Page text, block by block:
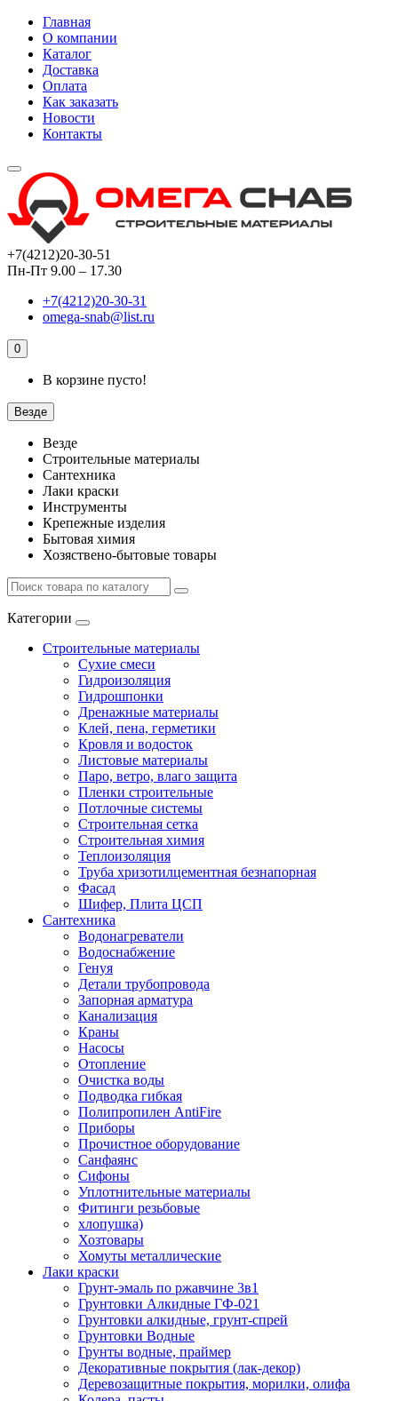
Главная
О компании
Каталог
Доставка
Оплата
Как заказать
Новости
Контакты
+7(4212)20-30-51
Пн-Пт 9.00 – 17.30
+7(4212)20-30-31
omega-snab@list.ru
0
В корзине пусто!
Везде
Везде
Строительные материалы
Сантехника
Лаки краски
Инструменты
Крепежные изделия
Бытовая химия
Хозяствено-бытовые товары
Категории
Строительные материалы
Сухие смеси
Гидроизоляция
Гидрошпонки
Дренажные материалы
Клей, пена, герметики
Кровля и водосток
Листовые материалы
Паро, ветро, влаго защита
Пленки строительные
Потлочные системы
Строительная сетка
Строительная химия
Теплоизоляция
Труба хризотилцементная безнапорная
Фасад
Шифер, Плита ЦСП
Сантехника
Водонагреватели
Водоснабжение
Генуя
Детали трубопровода
Запорная арматура
Канализация
Краны
Насосы
Отопление
Очистка воды
Подводка гибкая
Полипропилен AntiFire
Приборы
Прочистное оборудование
Санфаянс
Сифоны
Уплотнительные материалы
Фитинги резьбовые
хлопушка)
Хозтовары
Хомуты металлические
Лаки краски
Грунт-эмаль по ржавчине 3в1
Грунтовки Алкидные ГФ-021
Грунтовки алкидные, грунт-спрей
Грунтовки Водные
Грунты водные, праймер
Декоративные покрытия (лак-декор)
Деревозащитные покрытия, морилки, олифа